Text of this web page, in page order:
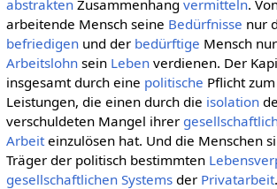
abstraktenZusammenhang vermitteln.
arbeitende Mensch seine Bedürfnisse nur
befriedigenund der bedürftige Mensch
Arbeitslohnsein Lebenverdienen. Der
insgesamt durch eine politische Pflicht
Leistungen, die einen durch die isolation
verschuldeten Mangel ihrer
Arbeiteinzulösen hat. Und die Menschen
Träger der politisch bestimmten
gesellschaftlichen Systemsder Privatarbeit.